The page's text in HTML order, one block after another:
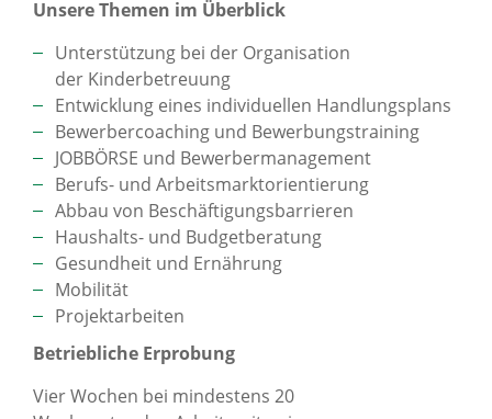
Unsere Themen im Überblick
Unterstützung bei der Organisation
der Kinderbetreuung
Entwicklung eines individuellen Handlungsplans
Bewerbercoaching und Bewerbungstraining
JOBBÖRSE und Bewerbermanagement
Berufs- und Arbeitsmarktorientierung
Abbau von Beschäftigungsbarrieren
Haushalts- und Budgetberatung
Gesundheit und Ernährung
Mobilität
Projektarbeiten
Betriebliche Erprobung
Vier Wochen bei mindestens 20